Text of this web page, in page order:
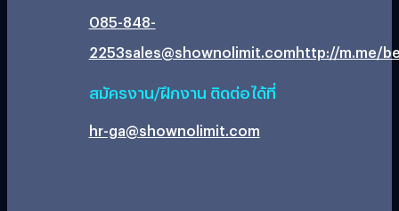
085-848-
2253sales@shownolimit.comhttp://m.me/
สมัครงาน/ฝึกงาน ติดต่อได้ที่
hr-ga@shownolimit.com